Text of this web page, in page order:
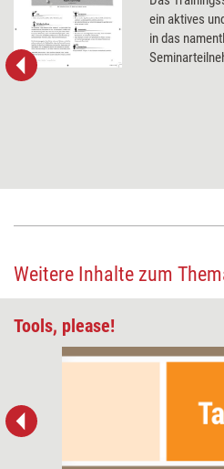
ein aktives
in das
Weitere Inhalte zum
Tools, please!